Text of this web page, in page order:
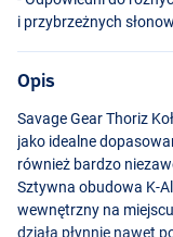
i przybrzeżnych
Opis
Savage Gear Thoriz
jako idealne
również bardzo
Sztywna obudowa K-
wewnętrzny na
działa płynnie nawet